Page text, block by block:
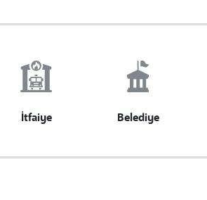
İtfaiye Belediye